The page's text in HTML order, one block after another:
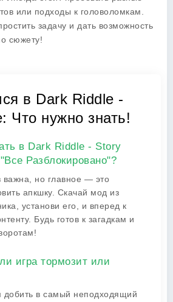
или подходы к головоломкам.
задачу и дать возможность
сюжету!
в Dark Riddle -
Что нужно знать!
в Dark Riddle - Story
Разблокировано"?
важна, но главное — это
апкшку. Скачай мод из
установи его, и вперед к
Будь готов к загадкам и
игра тормозит или
добить в самый неподходящий